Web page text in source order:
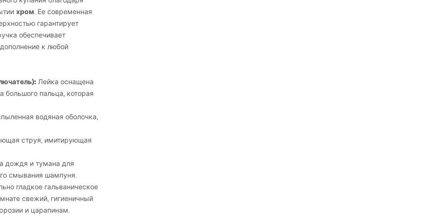
хром. Ее современная
гарантирует
обеспечивает
к любой
Лейка оснащена
большого пальца, которая
водяная оболочка,
струя, имитирующая
дождя и тумана для
смывания шампуня.
гладкое гальваническое
свежий, гигиеничный
и царапинам.